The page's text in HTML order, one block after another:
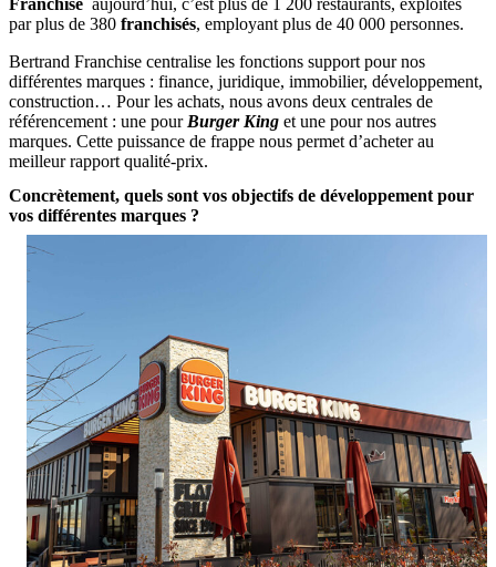
par plus de 380 franchisés, employant plus de 40 000 personnes.
Bertrand Franchise centralise les fonctions support pour nos
différentes marques : finance, juridique, immobilier, développement,
construction… Pour les achats, nous avons deux centrales de
référencement : une pour Burger King et une pour nos autres
marques. Cette puissance de frappe nous permet d’acheter au
meilleur rapport qualité-prix.
Concrètement, quels sont vos objectifs de développement pour
vos différentes marques ?